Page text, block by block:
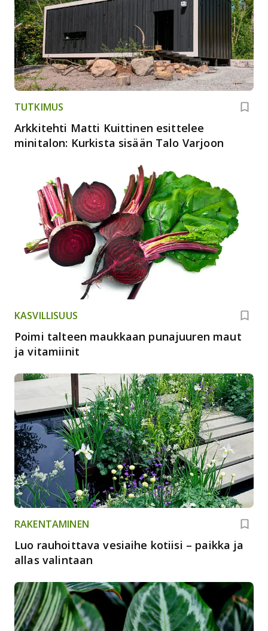
TUTKIMUS
Arkkitehti Matti Kuittinen esittelee
minitalon: Kurkista sisään Talo Varjoon
KASVILLISUUS
Poimi talteen maukkaan punajuuren maut
ja vitamiinit
RAKENTAMINEN
Luo rauhoittava vesiaihe kotiisi – paikka ja
allas valintaan